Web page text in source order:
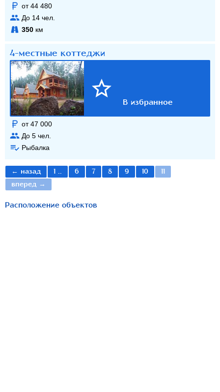
от 44 480
До 14 чел.
350 км
4-местные коттеджи
от 47 000
До 5 чел.
Рыбалка
← назад 1 .. 6 7 8 9 10
11
вперед →
Расположение объектов